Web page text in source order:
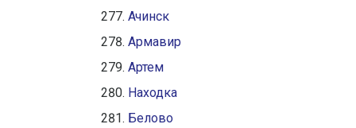
Ачинск
Армавир
Артем
Находка
Белово